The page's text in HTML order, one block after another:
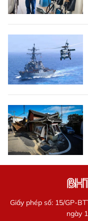
Giấy phép số: 15/GP-
ngày